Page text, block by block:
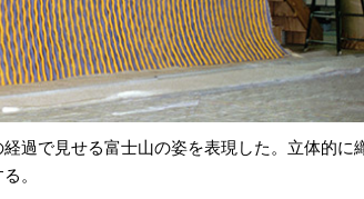
過で見せる富士山の姿を表現した。立体的に
。